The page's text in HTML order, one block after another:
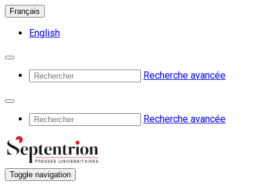
Français
English
Recherche avancée
Recherche avancée
Toggle navigation